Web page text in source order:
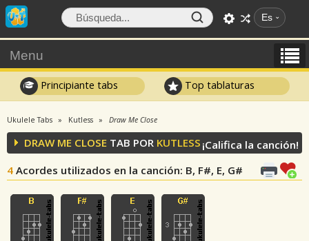
Es
Menu
Principiante tabs Top tablaturas
Ukulele Tabs Kutless Draw Me Close
DRAW ME CLOSE TAB POR KUTLESS
4 Acordes utilizados en la canción: B, F#, E, G#
¡Califica la canción!